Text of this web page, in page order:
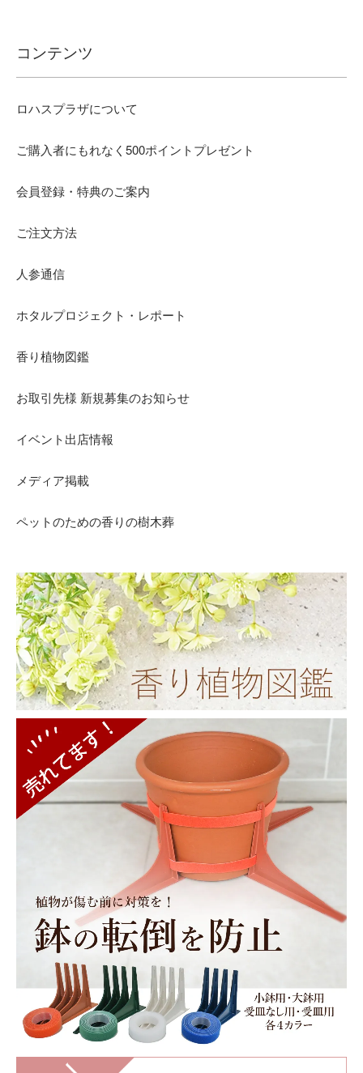
コンテンツ
ロハスプラザについて
ご購入者にもれなく500ポイントプレゼント
会員登録・特典のご案内
ご注文方法
人参通信
ホタルプロジェクト・レポート
香り植物図鑑
お取引先様 新規募集のお知らせ
イベント出店情報
メディア掲載
ペットのための香りの樹木葬